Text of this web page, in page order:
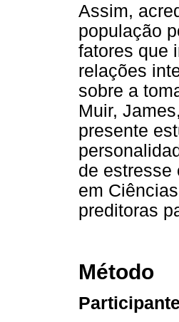
Assim,
população
fatores que
relações
sobre a
Muir,
presente
de estresse
em
preditoras
Método